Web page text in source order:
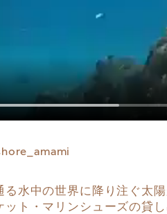
る水中の世界に降り注ぐ太
ット・マリンシューズの貸